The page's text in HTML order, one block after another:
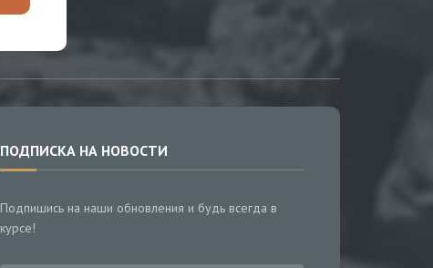
ПОДПИСКА НА НОВОСТИ
Подпишись на наши обновления и будь всегда в
курсе!